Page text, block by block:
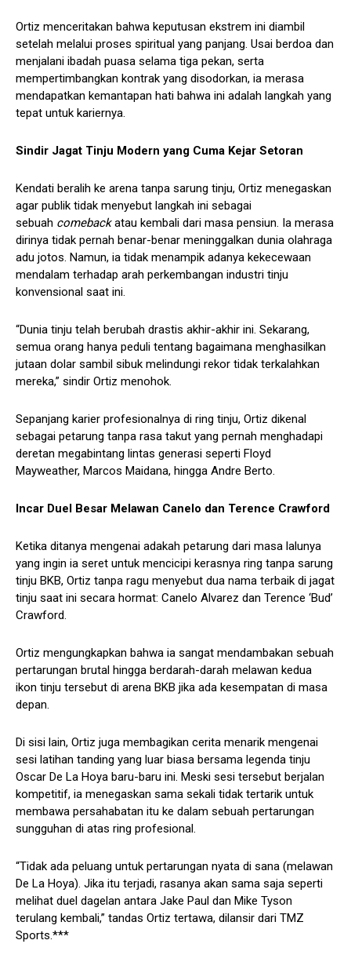
Ortiz menceritakan bahwa keputusan ekstrem ini diambil
setelah melalui proses spiritual yang panjang. Usai berdoa dan
menjalani ibadah puasa selama tiga pekan, serta
mempertimbangkan kontrak yang disodorkan, ia merasa
mendapatkan kemantapan hati bahwa ini adalah langkah yang
tepat untuk kariernya.
Sindir Jagat Tinju Modern yang Cuma Kejar Setoran
Kendati beralih ke arena tanpa sarung tinju, Ortiz menegaskan
agar publik tidak menyebut langkah ini sebagai
sebuah comebackatau kembali dari masa pensiun. Ia merasa
dirinya tidak pernah benar-benar meninggalkan dunia olahraga
adu jotos. Namun, ia tidak menampik adanya kekecewaan
mendalam terhadap arah perkembangan industri tinju
konvensional saat ini.
“Dunia tinju telah berubah drastis akhir-akhir ini. Sekarang,
semua orang hanya peduli tentang bagaimana menghasilkan
jutaan dolar sambil sibuk melindungi rekor tidak terkalahkan
mereka,” sindir Ortiz menohok.
Sepanjang karier profesionalnya di ring tinju, Ortiz dikenal
sebagai petarung tanpa rasa takut yang pernah menghadapi
deretan megabintang lintas generasi seperti Floyd
Mayweather, Marcos Maidana, hingga Andre Berto.
Incar Duel Besar Melawan Canelo dan Terence Crawford
Ketika ditanya mengenai adakah petarung dari masa lalunya
yang ingin ia seret untuk mencicipi kerasnya ring tanpa sarung
tinju BKB, Ortiz tanpa ragu menyebut dua nama terbaik di jagat
tinju saat ini secara hormat: Canelo Alvarez dan Terence ‘Bud’
Crawford.
Ortiz mengungkapkan bahwa ia sangat mendambakan sebuah
pertarungan brutal hingga berdarah-darah melawan kedua
ikon tinju tersebut di arena BKB jika ada kesempatan di masa
depan.
Di sisi lain, Ortiz juga membagikan cerita menarik mengenai
sesi latihan tanding yang luar biasa bersama legenda tinju
Oscar De La Hoya baru-baru ini. Meski sesi tersebut berjalan
kompetitif, ia menegaskan sama sekali tidak tertarik untuk
membawa persahabatan itu ke dalam sebuah pertarungan
sungguhan di atas ring profesional.
“Tidak ada peluang untuk pertarungan nyata di sana (melawan
De La Hoya). Jika itu terjadi, rasanya akan sama saja seperti
melihat duel dagelan antara Jake Paul dan Mike Tyson
terulang kembali,” tandas Ortiz tertawa, dilansir dari TMZ
Sports.***